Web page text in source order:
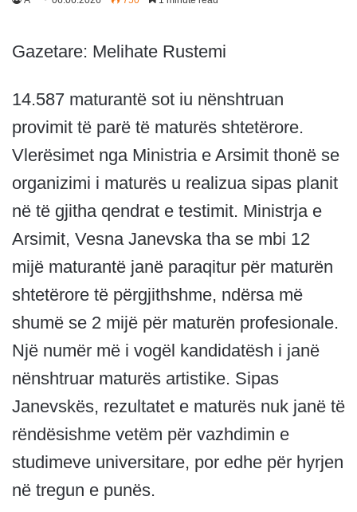
Gazetare: Melihate Rustemi
14.587 maturantë sot iu nënshtruan
provimit të parë të maturës shtetërore.
Vlerësimet nga Ministria e Arsimit thonë se
organizimi i maturës u realizua sipas planit
në të gjitha qendrat e testimit. Ministrja e
Arsimit, Vesna Janevska tha se mbi 12
mijë maturantë janë paraqitur për maturën
shtetërore të përgjithshme, ndërsa më
shumë se 2 mijë për maturën profesionale.
Një numër më i vogël kandidatësh i janë
nënshtruar maturës artistike. Sipas
Janevskës, rezultatet e maturës nuk janë të
rëndësishme vetëm për vazhdimin e
studimeve universitare, por edhe për hyrjen
në tregun e punës.